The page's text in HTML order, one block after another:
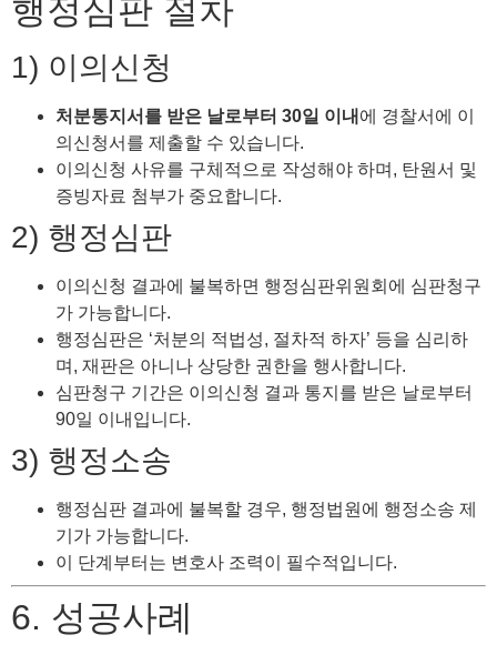
행정심판 절차
1) 이의신청
처분통지서를 받은 날로부터 30일 이내 에 경찰서에 이
의신청서를 제출할 수 있습니다.
이의신청 사유를 구체적으로 작성해야 하며, 탄원서 및
증빙자료 첨부가 중요합니다.
2) 행정심판
이의신청 결과에 불복하면 행정심판위원회에 심판청구
가 가능합니다.
행정심판은 ‘처분의 적법성, 절차적 하자’ 등을 심리하
며, 재판은 아니나 상당한 권한을 행사합니다.
심판청구 기간은 이의신청 결과 통지를 받은 날로부터
90일 이내입니다.
3) 행정소송
행정심판 결과에 불복할 경우, 행정법원에 행정소송 제
기가 가능합니다.
이 단계부터는 변호사 조력이 필수적입니다.
6. 성공사례